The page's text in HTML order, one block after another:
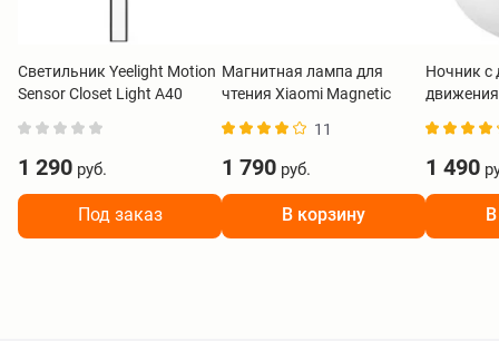
Светильник Yeelight Motion
Sensor Closet Light A40
1 290 руб.
Под заказ
Магнитная лампа для
чтения Xiaomi Magnetic
BHR8956GL
11
1 790 руб.
В корзину
Ночник с
1 490